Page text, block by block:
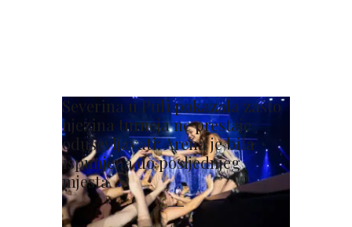
Severina u Puli pokazala zašto
njezina turneja ne prestaje
oduševljavati: Arena je bila
ispunjena do posljednjeg
mjesta